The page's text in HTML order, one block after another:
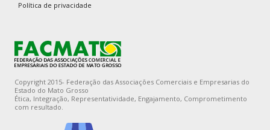
Política de privacidade
Copyright 2015- Federação das Associações Comerciais e Empresarias do
Estado do Mato Grosso
Ética, Integração, Representatividade, Engajamento, Comprometimento
com resultado.